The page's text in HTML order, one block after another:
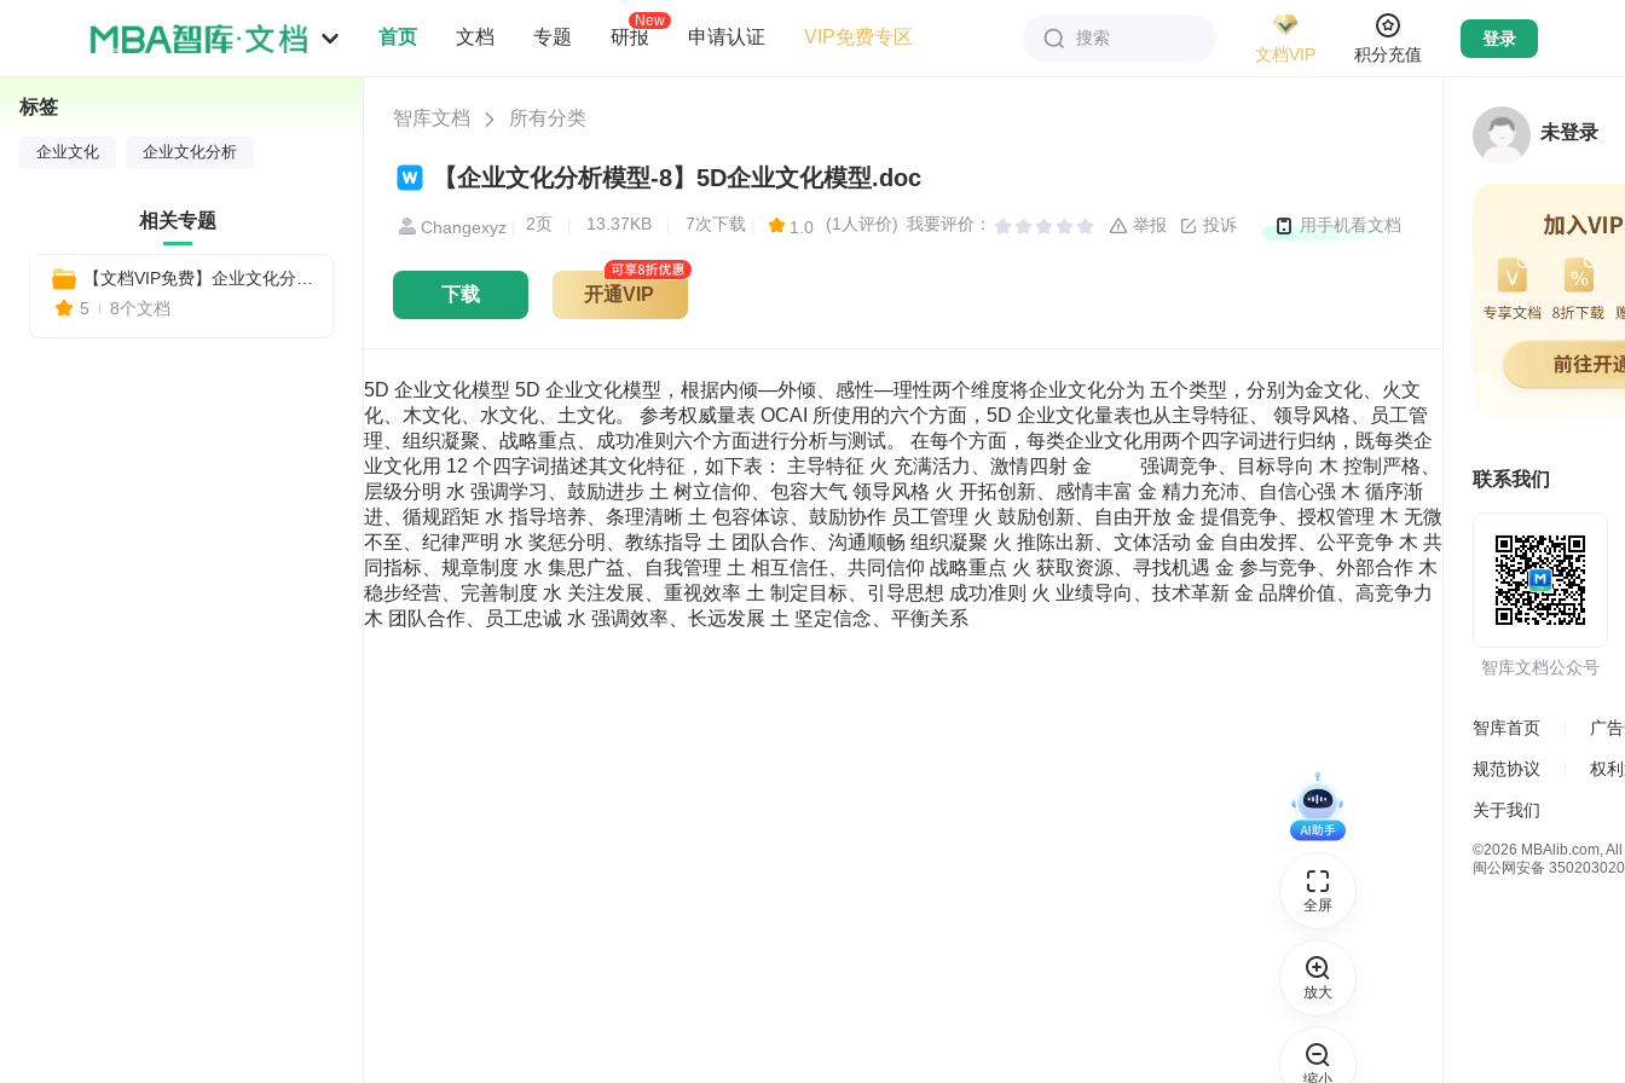
首页 文档 专题 研报
New
申请认证 VIP免费专区
搜索
文档VIP
积分充值
登录
智库文档 所有分类
【企业文化分析模型-8】5D企业文化模型.doc
Changexyz 2页 13.37KB 7次下载 1.0 (1人评价) 我要评价： 投诉
举报 用手机看文档
下载 开通VIP
5D 企业文化模型 5D 企业文化模型，根据内倾—外倾、感性—理性两个维度将企业文化分为 五个类型，分别为金文化、火文
化、木文化、水文化、土文化。 参考权威量表 OCAI 所使用的六个方面，5D 企业文化量表也从主导特征、 领导风格、员工管
理、组织凝聚、战略重点、成功准则六个方面进行分析与测试。 在每个方面，每类企业文化用两个四字词进行归纳，既每类企
业文化用 12 个四字词描述其文化特征，如下表： 主导特征 火 充满活力、激情四射 金 强调竞争、目标导向 木 控制严格、
层级分明 水 强调学习、鼓励进步 土 树立信仰、包容大气 领导风格 火 开拓创新、感情丰富 金 精力充沛、自信心强 木 循序渐
进、循规蹈矩 水 指导培养、条理清晰 土 包容体谅、鼓励协作 员工管理 火 鼓励创新、自由开放 金 提倡竞争、授权管理 木 无微
不至、纪律严明 水 奖惩分明、教练指导 土 团队合作、沟通顺畅 组织凝聚 火 推陈出新、文体活动 金 自由发挥、公平竞争 木 共
同指标、规章制度 水 集思广益、自我管理 土 相互信任、共同信仰 战略重点 火 获取资源、寻找机遇 金 参与竞争、外部合作 木
稳步经营、完善制度 水 关注发展、重视效率 土 制定目标、引导思想 成功准则 火 业绩导向、技术革新 金 品牌价值、高竞争力
木 团队合作、员工忠诚 水 强调效率、长远发展 土 坚定信念、平衡关系
标签
企业文化 企业文化分析
相关专题
5
8个文档
未登录
联系我们
智库文档公众号
智库首页 广
规范协议 权
关于我们
©2026 MBAlib.com,
闽公网安备
全屏
放大
缩小